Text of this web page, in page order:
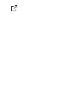
Nouvelle fenêtre